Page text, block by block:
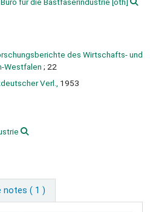
für die Bastfaserindustrie [oth]
des Wirtschafts- und
Westfalen ; 22
Verl.,
1953
notes ( 1 )